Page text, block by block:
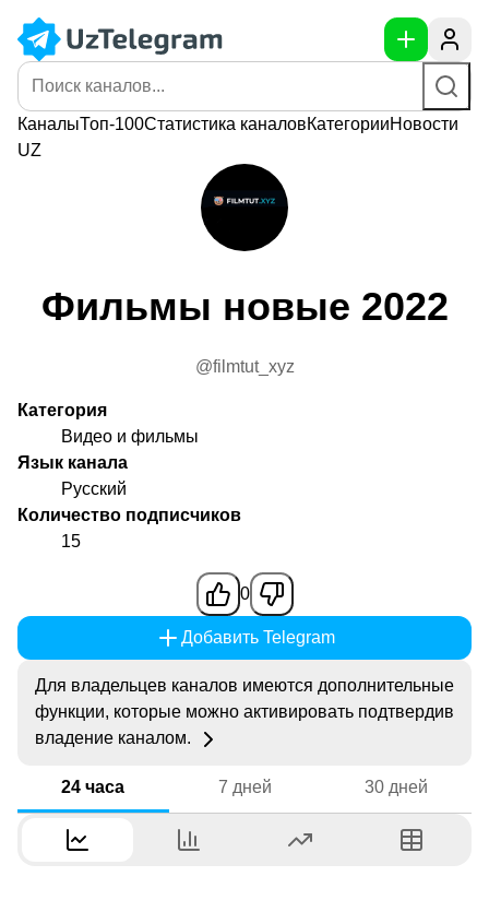
КаналыТоп-100Статистика каналовКатегорииНовости
UZ
Фильмы новые 2022
@filmtut_xyz
Категория
Видео и фильмы
Язык канала
Русский
Количество подписчиков
15
0
Добавить Telegram
Для владельцев каналов имеются дополнительные
функции, которые можно активировать подтвердив
владение каналом.
24 часа 7 дней 30 дней